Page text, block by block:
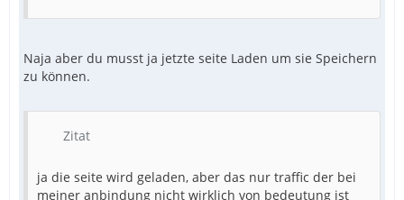
Naja aber du musst ja jetzte seite Laden um sie Speichern
zu können.
Zitat
ja die seite wird geladen, aber das nur traffic der bei
meiner anbindung nicht wirklich von bedeutung ist